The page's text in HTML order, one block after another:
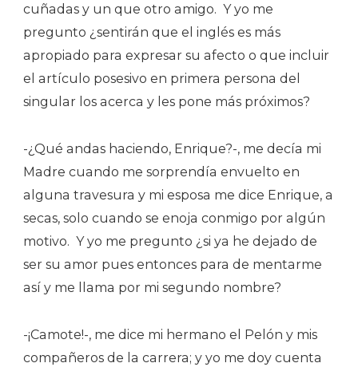
cuñadas y un que otro amigo. Y yo me
pregunto ¿sentirán que el inglés es más
apropiado para expresar su afecto o que incluir
el artículo posesivo en primera persona del
singular los acerca y les pone más próximos?
-¿Qué andas haciendo, Enrique?-, me decía mi
Madre cuando me sorprendía envuelto en
alguna travesura y mi esposa me dice Enrique, a
secas, solo cuando se enoja conmigo por algún
motivo. Y yo me pregunto ¿si ya he dejado de
ser su amor pues entonces para de mentarme
así y me llama por mi segundo nombre?
-¡Camote!-, me dice mi hermano el Pelón y mis
compañeros de la carrera; y yo me doy cuenta